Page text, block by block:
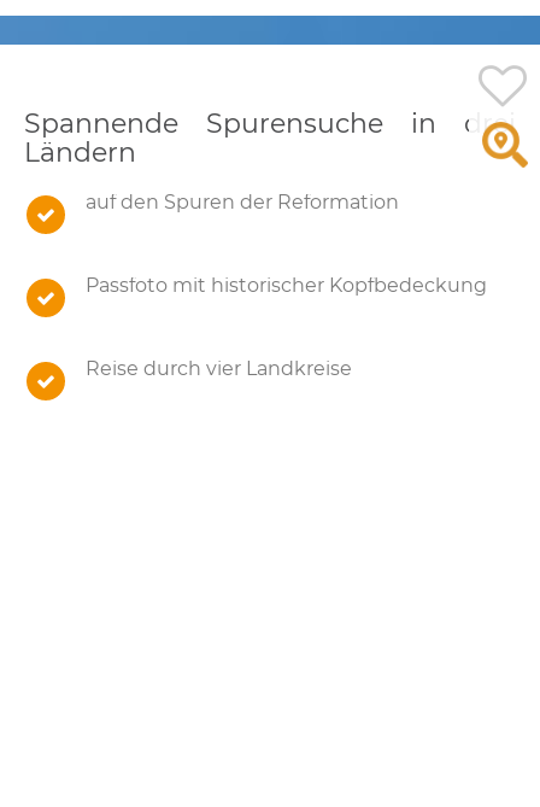
Spannende Spurensuche in drei
Ländern
auf den Spuren der Reformation
Passfoto mit historischer Kopfbedeckung
Reise durch vier Landkreise